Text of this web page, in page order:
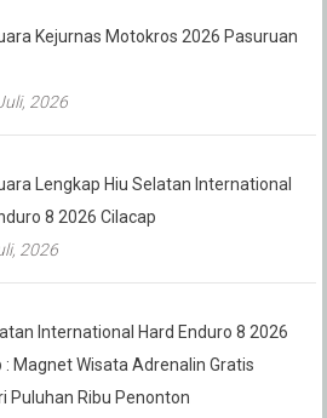
Kejurnas Motokros 2026 Pasuruan
2026
Lengkap Hiu Selatan International
8 2026 Cilacap
2026
International Hard Enduro 8 2026
: Magnet Wisata Adrenalin Gratis
Puluhan Ribu Penonton